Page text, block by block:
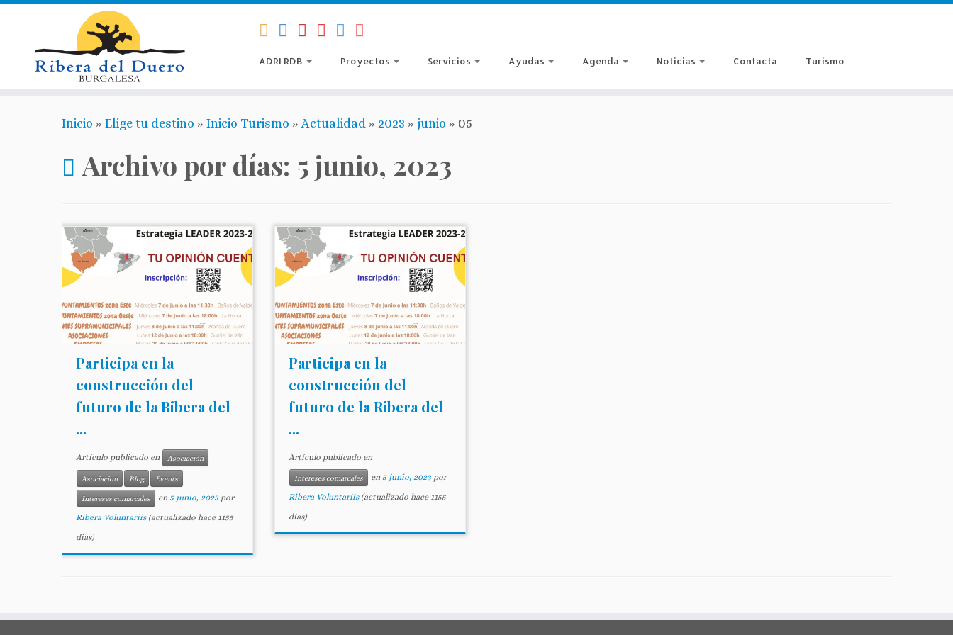
ADRI RDB Proyectos Servicios Ayudas Agenda Noticias Contacta Turismo
Inicio » Elige tu destino » Inicio Turismo » Actualidad » 2023 » junio » 05
Archivo por días: 5 junio, 2023
Participa en la
construcción del
futuro de la Ribera del
...
Artículo publicado en Asociación
Asociacion Blog Events
Intereses comarcales en 5 junio, 2023 por
Ribera Voluntariis(actualizado hace 1155
dias)
Participa en la
construcción del
futuro de la Ribera del
...
Artículo publicado en
Intereses comarcales en 5 junio, 2023 por
Ribera Voluntariis(actualizado hace 1155
dias)